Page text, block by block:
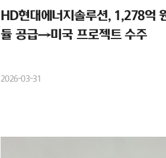
HD현대에너지솔루션, 1,278억
듈 공급→미국 프로젝트 수주
2026-03-31